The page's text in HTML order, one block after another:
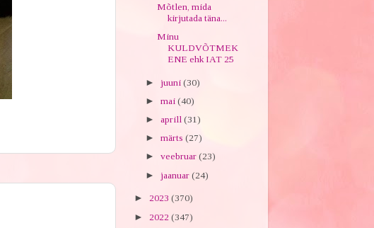
Mõtlen, mida
kirjutada täna...
Minu
KULDVÕTMEK
ENE ehk IAT 25
► juuni (30)
► mai (40)
► aprill (31)
► märts (27)
► veebruar (23)
► jaanuar (24)
► 2023 (370)
► 2022 (347)